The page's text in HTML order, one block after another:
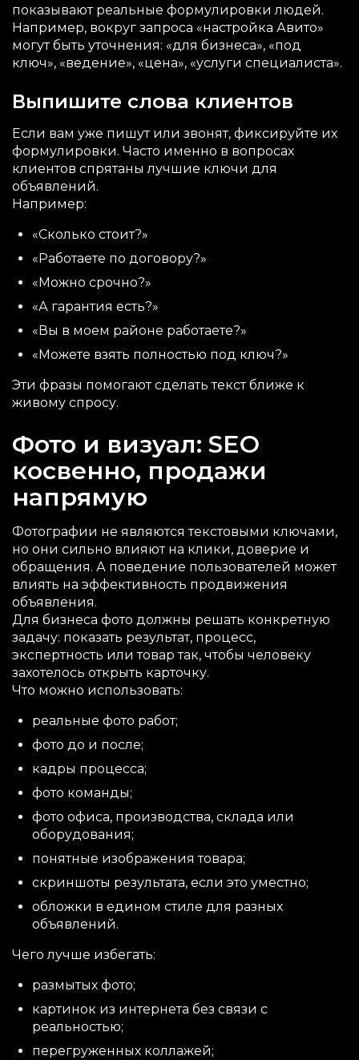
показывают реальные формулировки людей.
Например, вокруг запроса «настройка Авито»
могут быть уточнения: «для бизнеса», «под
ключ», «ведение», «цена», «услуги специалиста».
Выпишите слова клиентов
Если вам уже пишут или звонят, фиксируйте их
формулировки. Часто именно в вопросах
клиентов спрятаны лучшие ключи для
объявлений.
Например:
«Сколько стоит?»
«Работаете по договору?»
«Можно срочно?»
«А гарантия есть?»
«Вы в моем районе работаете?»
«Можете взять полностью под ключ?»
Эти фразы помогают сделать текст ближе к
живому спросу.
Фото и визуал: SEO
косвенно, продажи
напрямую
Фотографии не являются текстовыми ключами,
но они сильно влияют на клики, доверие и
обращения. А поведение пользователей может
влиять на эффективность продвижения
объявления.
Для бизнеса фото должны решать конкретную
задачу: показать результат, процесс,
экспертность или товар так, чтобы человеку
захотелось открыть карточку.
Что можно использовать:
реальные фото работ;
фото до и после;
кадры процесса;
фото команды;
фото офиса, производства, склада или
оборудования;
понятные изображения товара;
скриншоты результата, если это уместно;
обложки в едином стиле для разных
объявлений.
Чего лучше избегать:
размытых фото;
картинок из интернета без связи с
реальностью;
перегруженных коллажей;